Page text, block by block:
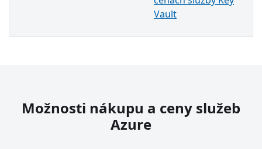
Vault
Možnosti nákupu a ceny služeb
Azure